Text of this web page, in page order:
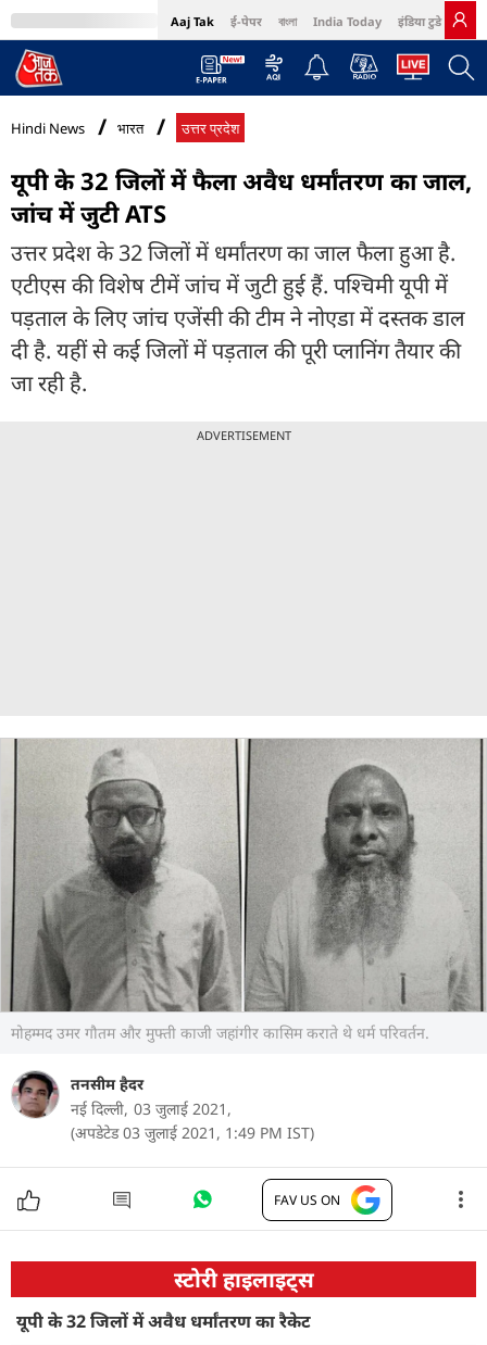
Aaj Tak ई-पेपर বাংলা India Today इंडिया टुडे हिंदी
MumbaiTak Cosmopolitan Harper's Bazaar Northeast
Hindi News भारत उत्तर प्रदेश
यूपी के 32 जिलों में फैला अवैध धर्मांतरण का जाल,
जांच में जुटी ATS
उत्तर प्रदेश के 32 जिलों में धर्मांतरण का जाल फैला हुआ है.
एटीएस की विशेष टीमें जांच में जुटी हुई हैं. पश्चिमी यूपी में
पड़ताल के लिए जांच एजेंसी की टीम ने नोएडा में दस्तक डाल
दी है. यहीं से कई जिलों में पड़ताल की पूरी प्लानिंग तैयार की
जा रही है.
ADVERTISEMENT
मोहम्मद उमर गौतम और मुफ्ती काजी जहांगीर कासिम कराते थे धर्म परिवर्तन.
तनसीम हैदर
नई दिल्ली, 03 जुलाई 2021,
(अपडेटेड 03 जुलाई 2021, 1:49 PM IST)
FAV US ON
स्टोरी हाइलाइट्स
यूपी के 32 जिलों में अवैध धर्मांतरण का रैकेट